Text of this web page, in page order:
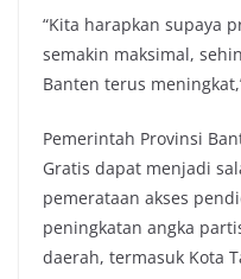
“Kita harapkan supaya
semakin maksimal,
Banten terus
Pemerintah Provinsi
Gratis dapat menjadi
pemerataan akses
peningkatan angka
daerah, termasuk Kota